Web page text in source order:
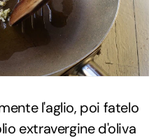
l'aglio, poi fatelo
extravergine d'oliva